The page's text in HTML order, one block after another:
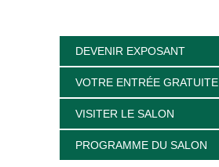
DEVENIR EXPOSANT
VOTRE ENTRÉE GRATUITE
VISITER LE SALON
PROGRAMME DU SALON